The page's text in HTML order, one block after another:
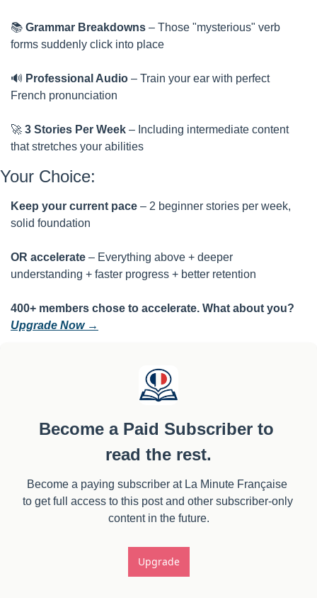
📚 Grammar Breakdowns – Those "mysterious" verb
forms suddenly click into place
🔊 Professional Audio – Train your ear with perfect
French pronunciation
🚀 3 Stories Per Week – Including intermediate content
that stretches your abilities
Your Choice:
Keep your current pace – 2 beginner stories per week,
solid foundation
OR accelerate – Everything above + deeper
understanding + faster progress + better retention
Upgrade Now →
Become a Paid Subscriber to
read the rest.
Become a paying subscriber at La Minute Française
to get full access to this post and other subscriber-only
content in the future.
Upgrade